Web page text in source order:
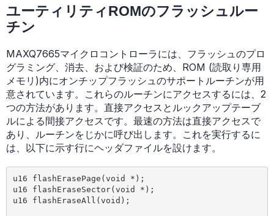
ユーティリティROMのフラッシュルー
チン
MAXQ7665マイクロコントローラには、フラッシュのプロ
グラミング、消去、および検証のため、ROM (読取り専用
メモリ)内にオンチップフラッシュのサポートルーチンが用
意されています。これらのルーチンにアクセスするには、2
つの方法があります。直接アクセスとルックアップテーブ
ルによる間接アクセスです。最速の方法は直接アクセスで
あり、ルーチンをじかに呼び出します。これを実行するに
は、以下に示す行にヘッダファイルを設けます。
u16 flashErasePage(void *);
u16 flashEraseSector(void *);
u16 flashEraseAll(void);